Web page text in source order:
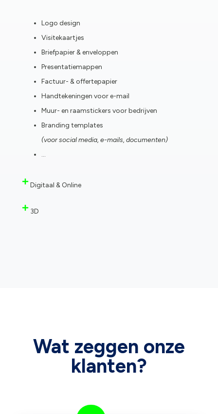
Logo design
Visitekaartjes
Briefpapier & enveloppen
Presentatiemappen
Factuur- & offertepapier
Handtekeningen voor e-mail
Muur- en raamstickers voor bedrijven
Branding templates
(voor social media, e-mails, documenten)
…
Digitaal & Online
3D
Wat zeggen onze
klanten?